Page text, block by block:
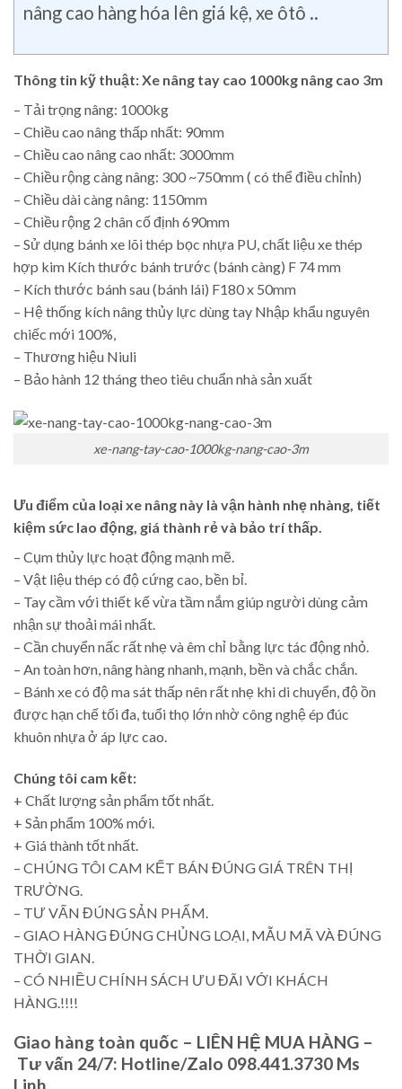
nâng cao hàng hóa lên giá kệ, xe ôtô ..
Thông tin kỹ thuật: Xe nâng tay cao 1000kg nâng cao 3m
– Tải trọng nâng: 1000kg
– Chiều cao nâng thấp nhất: 90mm
– Chiều cao nâng cao nhất: 3000mm
– Chiều rộng càng nâng: 300 ~750mm ( có thể điều chỉnh)
– Chiều dài càng nâng: 1150mm
– Chiều rộng 2 chân cố định 690mm
– Sử dụng bánh xe lõi thép bọc nhựa PU, chất liệu xe thép
hợp kim Kích thước bánh trước (bánh càng) F 74 mm
– Kích thước bánh sau (bánh lái) F180 x 50mm
– Hệ thống kích nâng thủy lực dùng tay Nhập khẩu nguyên
chiếc mới 100%,
– Thương hiệu Niuli
– Bảo hành 12 tháng theo tiêu chuẩn nhà sản xuất
xe-nang-tay-cao-1000kg-nang-cao-3m
Ưu điểm của loại xe nâng này là vận hành nhẹ nhàng, tiết
kiệm sức lao động, giá thành rẻ và bảo trí thấp.
– Cụm thủy lực hoạt động mạnh mẽ.
– Vật liệu thép có độ cứng cao, bền bỉ.
– Tay cầm với thiết kế vừa tầm nắm giúp người dùng cảm
nhận sự thoải mái nhất.
– Cần chuyển nấc rất nhẹ và êm chỉ bằng lực tác động nhỏ.
– An toàn hơn, nâng hàng nhanh, mạnh, bền và chắc chắn.
– Bánh xe có độ ma sát thấp nên rất nhẹ khi di chuyển, độ ồn
được hạn chế tối đa, tuổi thọ lớn nhờ công nghệ ép đúc
khuôn nhựa ở áp lực cao.
Chúng tôi cam kết:
+ Chất lượng sản phẩm tốt nhất.
+ Sản phẩm 100% mới.
+ Giá thành tốt nhất.
– CHÚNG TÔI CAM KẾT BÁN ĐÚNG GIÁ TRÊN THỊ
TRƯỜNG.
– TƯ VẤN ĐÚNG SẢN PHẨM.
– GIAO HÀNG ĐÚNG CHỦNG LOẠI, MẪU MÃ VÀ ĐÚNG
THỜI GIAN.
– CÓ NHIỀU CHÍNH SÁCH ƯU ĐÃI VỚI KHÁCH
HÀNG.!!!!
Giao hàng toàn quốc – LIÊN HỆ MUA HÀNG –
Tư vấn 24/7: Hotline/Zalo 098.441.3730 Ms